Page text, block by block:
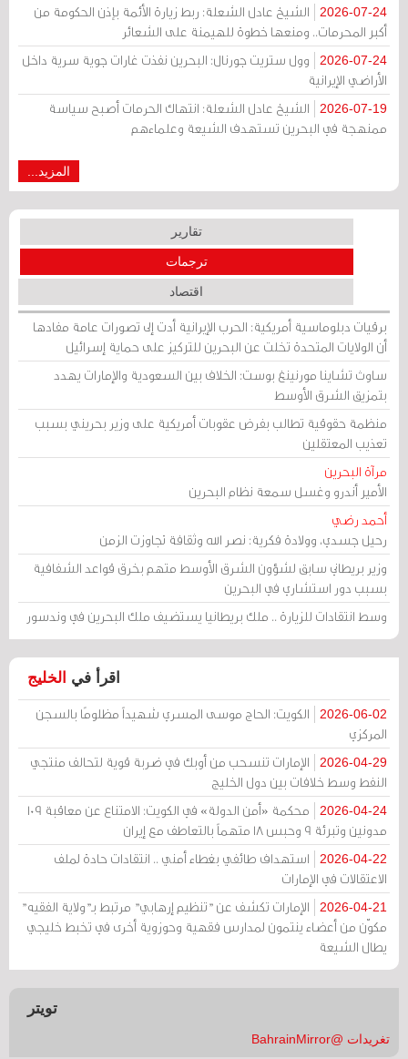
2026-07-24
الشيخ عادل الشعلة: ربط زيارة الأئمة بإذن الحكومة من
أكبر المحرمات.. ومنعها خطوة للهيمنة على الشعائر
2026-07-24
وول ستريت جورنال: البحرين نفذت غارات جوية سرية داخل
الأراضي الإيرانية
2026-07-19
الشيخ عادل الشعلة: انتهاك الحرمات أصبح سياسة
ممنهجة في البحرين تستهدف الشيعة وعلماءهم
المزيد...
تقارير
ترجمات
اقتصاد
برقيات دبلوماسية أمريكية: الحرب الإيرانية أدت إلى تصورات عامة مفادها
أن الولايات المتحدة تخلت عن البحرين للتركيز على حماية إسرائيل
ساوث تشاينا مورنينغ بوست: الخلاف بين السعودية والإمارات يهدد
بتمزيق الشرق الأوسط
منظمة حقوقية تطالب بفرض عقوبات أمريكية على وزير بحريني بسبب
تعذيب المعتقلين
مرآة البحرين
الأمير أندرو وغسل سمعة نظام البحرين
أحمد رضي
رحيل جسدي، وولادة فكرية: نصر الله وثقافة تجاوزت الزمن
وزير بريطاني سابق لشؤون الشرق الأوسط متهم بخرق قواعد الشفافية
بسبب دور استشاري في البحرين
وسط انتقادات للزيارة .. ملك بريطانيا يستضيف ملك البحرين في وندسور
اقرأ في الخليج
2026-06-02
الكويت: الحاج موسى المسري شهيداً مظلومًا بالسجن
المركزي
2026-04-29
الإمارات تنسحب من أوبك في ضربة قوية لتحالف منتجي
النفط وسط خلافات بين دول الخليج
2026-04-24
محكمة «أمن الدولة» في الكويت: الامتناع عن معاقبة 109
مدونين وتبرئة 9 وحبس 18 متهماً بالتعاطف مع إيران
2026-04-22
استهداف طائفي بغطاء أمني .. انتقادات حادة لملف
الاعتقالات في الإمارات
2026-04-21
الإمارات تكشف عن "تنظيم إرهابي" مرتبط بـ"ولاية الفقيه"
مكوّن من أعضاء ينتمون لمدارس فقهية وحوزوية أخرى في تخبط خليجي
يطال الشيعة
تويتر
تغريدات @BahrainMirror